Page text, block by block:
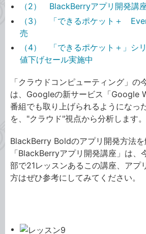
（2） BlackBerryアプリ開発講
（3） 「できるポケット＋
売
（4） 「できるポケット＋」シ
値下げセール実施中
「クラウドコンピューティング」の
は、Googleの新サービス「Google
番組でも取り上げられるようになっ
を、"クラウド"視点から分析します。
BlackBerry Boldのアプリ開発方法を
「BlackBerryアプリ開発講座」は、
部で21レッスンあるこの講座、アプ
方はぜひ参考にしてみてください。